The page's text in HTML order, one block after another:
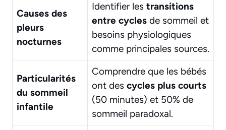
Causes des
pleurs
nocturnes
Identifier les transitions
entre cycles de sommeil et
besoins physiologiques
comme principales sources.
Particularités
du sommeil
infantile
Comprendre que les bébés
ont des cycles plus courts
(50 minutes) et 50% de
sommeil paradoxal.